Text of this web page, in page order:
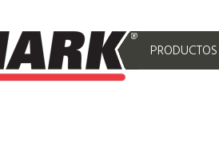
PRODUCTOS